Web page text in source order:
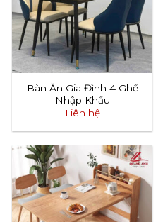
Bàn Ăn Gia Đình 4 Ghế
Nhập Khẩu
Liên hệ